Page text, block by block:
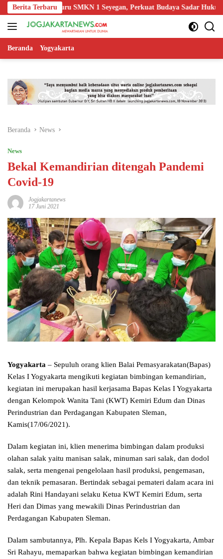
Langsung
ke
konten
Berita Terbaru
Guru SMKN 1 Seyegan, Perkuat Budaya Sadar Hukum di
Beranda Yogyakarta
Beranda News
News
Bekal Kemandirian ditengah Pandemi
Covid-19
Jogjakartanews
17 Juni 2021
Yogyakarta – Sepuluh orang klien Balai Pemasyarakatan(Bapas)
Kelas I Yogyakarta mengikuti kegiatan bimbingan kemandirian,
kegiatan ini merupakan hasil kerjasama Bapas Kelas I Yogyakarta
dengan Kelompok Wanita Tani (KWT) Kemiri Edum dan Dinas
Perindustrian dan Perdagangan Kabupaten Sleman,
Kamis(17/06/2021).
Dalam kegiatan ini, klien menerima bimbingan dalam produksi
olahan salak yaitu manisan salak, minuman sari salak, dan dodol
salak, serta mengenai pengelolaan hasil produksi, pengemasan,
dan teknik pemasaran. Bertindak sebagai pemateri dalam acara ini
adalah Rini Handayani selaku Ketua KWT Kemiri Edum, serta
Heri dan Dimas yang mewakili Dinas Perindustrian dan
Perdagangan Kabupaten Sleman.
Dalam sambutannya, Plh. Kepala Bapas Kels I Yogyakarta, Ambar
Sri Rahayu, memaparkan bahwa kegiatan bimbingan kemandirian